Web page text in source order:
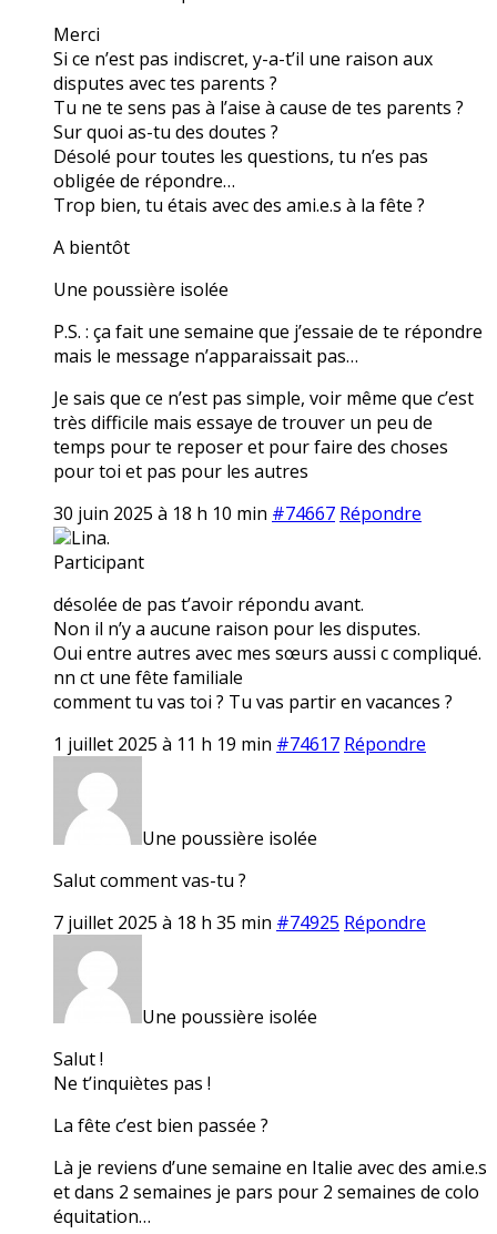
Merci
Si ce n’est pas indiscret, y-a-t’il une raison aux
disputes avec tes parents ?
Tu ne te sens pas à l’aise à cause de tes parents ?
Sur quoi as-tu des doutes ?
Désolé pour toutes les questions, tu n’es pas
obligée de répondre…
Trop bien, tu étais avec des ami.e.s à la fête ?
A bientôt
Une poussière isolée
P.S. : ça fait une semaine que j’essaie de te répondre
mais le message n’apparaissait pas…
Je sais que ce n’est pas simple, voir même que c’est
très difficile mais essaye de trouver un peu de
temps pour te reposer et pour faire des choses
pour toi et pas pour les autres
30 juin 2025 à 18 h 10 min #74667 Répondre
Lina.
Participant
désolée de pas t’avoir répondu avant.
Non il n’y a aucune raison pour les disputes.
Oui entre autres avec mes sœurs aussi c compliqué.
nn ct une fête familiale
comment tu vas toi ? Tu vas partir en vacances ?
1 juillet 2025 à 11 h 19 min #74617 Répondre
Une poussière isolée
Salut comment vas-tu ?
7 juillet 2025 à 18 h 35 min #74925 Répondre
Une poussière isolée
Salut !
Ne t’inquiètes pas !
La fête c’est bien passée ?
Là je reviens d’une semaine en Italie avec des ami.e.s
et dans 2 semaines je pars pour 2 semaines de colo
équitation…